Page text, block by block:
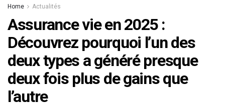
Home Actualités
Assurance vie en 2025 :
Découvrez pourquoi l’un des
deux types a généré presque
deux fois plus de gains que
l’autre